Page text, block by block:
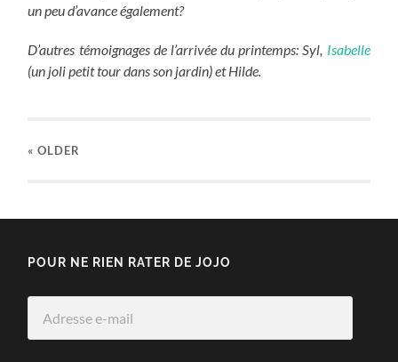
un peu d’avance également?
D’autres témoignages de l’arrivée du printemps: Syl, Isabelle
(un joli petit tour dans son jardin) et Hilde.
« OLDER
POUR NE RIEN RATER DE JOJO